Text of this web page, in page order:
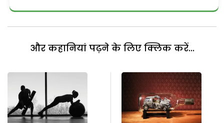
और कहानियां पढ़ने के लिए क्लिक करें...